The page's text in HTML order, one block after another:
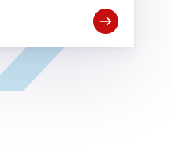
Open Maak